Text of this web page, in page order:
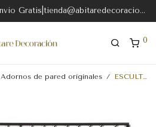
Tiempo entrega 10 dias | Envio Gratis|tienda@abitaredecoracion.com
0
Adornos de pared originales / ESCULTURA 90x2x90 METAL NEGRO-DORADO